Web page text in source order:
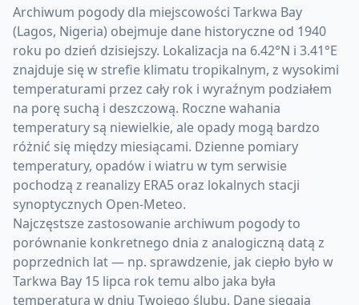
Archiwum pogody dla miejscowości Tarkwa Bay
(Lagos, Nigeria) obejmuje dane historyczne od 1940
roku po dzień dzisiejszy. Lokalizacja na 6.42°N i 3.41°E
znajduje się w strefie klimatu tropikalnym, z wysokimi
temperaturami przez cały rok i wyraźnym podziałem
na porę suchą i deszczową. Roczne wahania
temperatury są niewielkie, ale opady mogą bardzo
różnić się między miesiącami. Dzienne pomiary
temperatury, opadów i wiatru w tym serwisie
pochodzą z reanalizy ERA5 oraz lokalnych stacji
synoptycznych Open-Meteo.
Najczęstsze zastosowanie archiwum pogody to
porównanie konkretnego dnia z analogiczną datą z
poprzednich lat — np. sprawdzenie, jak ciepło było w
Tarkwa Bay 15 lipca rok temu albo jaka była
temperatura w dniu Twojego ślubu. Dane sięgają